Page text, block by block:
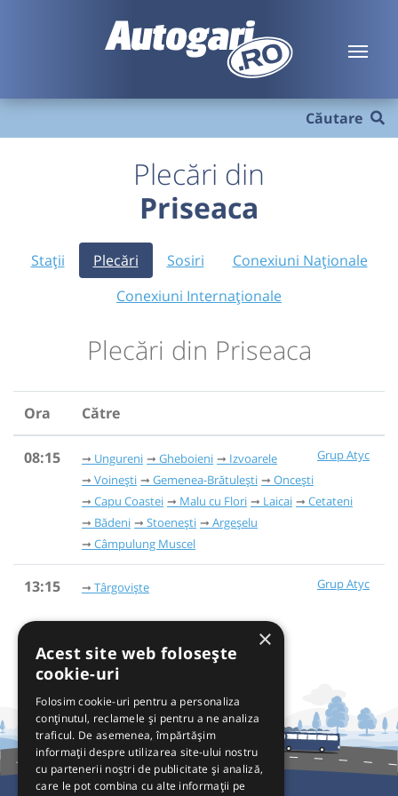
Căutare
Plecări din
Priseaca
Stații Plecări Sosiri
Conexiuni Naționale
Conexiuni Internaționale
Plecări din Priseaca
Ora Către
08:15 Grup Atyc
Ungureni Gheboieni
Izvoarele
Voinești
Gemenea-Brătulești
Oncești
Capu Coastei
Malu cu Flori Laicai
Cetateni
Bădeni
Stoenești
Argeșelu
Câmpulung Muscel
13:15 Grup Atyc
Târgoviște
×
Acest site web folosește
cookie-uri
Folosim cookie-uri pentru a personaliza
conținutul, reclamele și pentru a ne analiza
traficul. De asemenea, împărtășim
informații despre utilizarea site-ului nostru
cu partenerii noștri de publicitate și analiză,
care le pot combina cu alte informații pe